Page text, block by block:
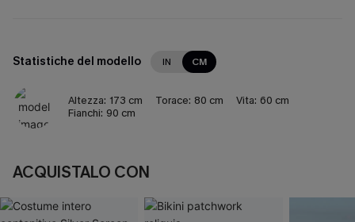
Statistiche del modello IN CM
Altezza: 173 cm Torace: 80 cm Vita: 60 cm
Fianchi: 90 cm
ACQUISTALO CON